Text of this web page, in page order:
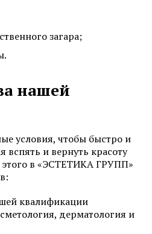
загара;
нашей
условия, чтобы быстро и
вспять и вернуть красоту
этого в «ЭСТЕТИКА ГРУПП»
квалификации
дерматология и